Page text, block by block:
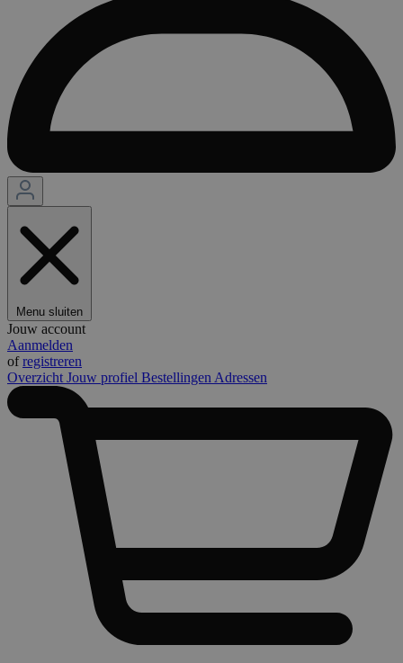
Menu sluiten
Jouw account
Aanmelden
ofregistreren
Overzicht Jouw profiel Bestellingen Adressen